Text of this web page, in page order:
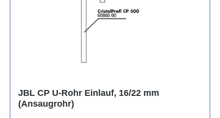
JBL CP U-Rohr Einlauf, 16/22 mm
(Ansaugrohr)